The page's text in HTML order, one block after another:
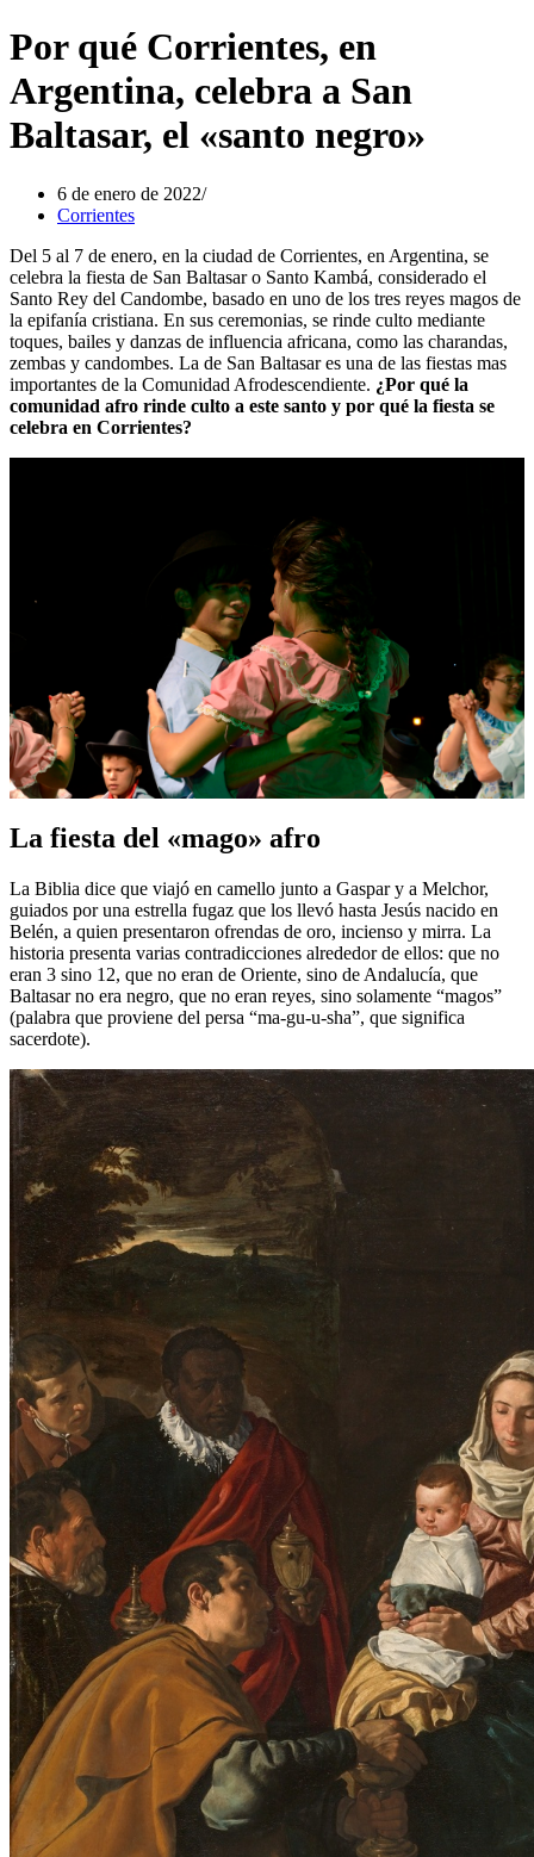
Por qué Corrientes, en
Argentina, celebra a San
Baltasar, el «santo negro»
6 de enero de 2022
Corrientes
Del 5 al 7 de enero, en la ciudad de Corrientes, en Argentina, se
celebra la fiesta de San Baltasar o Santo Kambá, considerado el
Santo Rey del Candombe, basado en uno de los tres reyes magos de
la epifanía cristiana. En sus ceremonias, se rinde culto mediante
toques, bailes y danzas de influencia africana, como las charandas,
zembas y candombes. La de San Baltasar es una de las fiestas mas
importantes de la Comunidad Afrodescendiente. ¿Por qué la
comunidad afro rinde culto a este santo y por qué la fiesta se
celebra en Corrientes?
La fiesta del «mago» afro
La Biblia dice que viajó en camello junto a Gaspar y a Melchor,
guiados por una estrella fugaz que los llevó hasta Jesús nacido en
Belén, a quien presentaron ofrendas de oro, incienso y mirra. La
historia presenta varias contradicciones alrededor de ellos: que no
eran 3 sino 12, que no eran de Oriente, sino de Andalucía, que
Baltasar no era negro, que no eran reyes, sino solamente “magos”
(palabra que proviene del persa “ma-gu-u-sha”, que significa
sacerdote).